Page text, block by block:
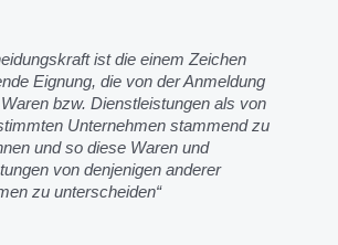
ist die einem Zeichen
Eignung, die von der Anmeldung
bzw. Dienstleistungen als von
Unternehmen stammend zu
und so diese Waren und
von denjenigen anderer
zu unterscheiden“